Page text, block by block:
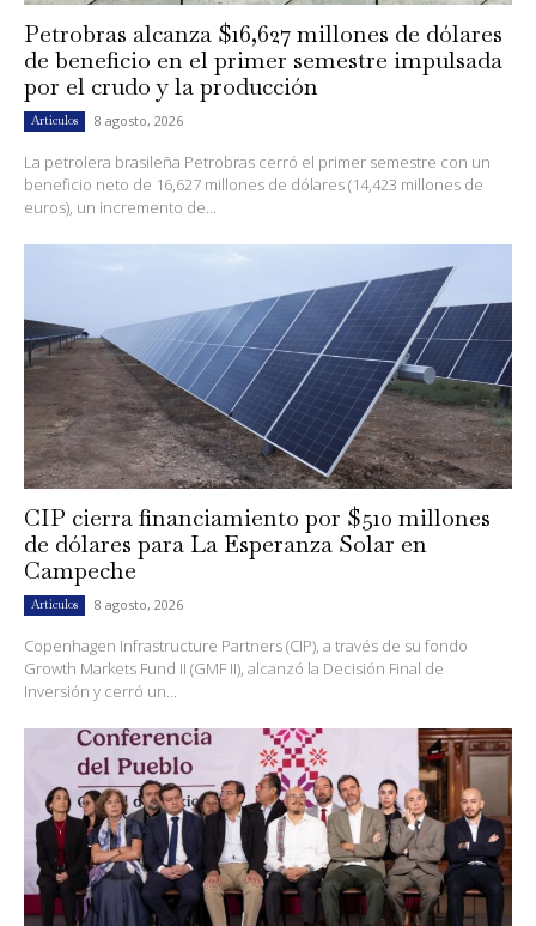
Petrobras alcanza $16,627 millones de dólares
de beneficio en el primer semestre impulsada
por el crudo y la producción
Artículos 8 agosto, 2026
La petrolera brasileña Petrobras cerró el primer semestre con un
beneficio neto de 16,627 millones de dólares (14,423 millones de
euros), un incremento de...
CIP cierra financiamiento por $510 millones
de dólares para La Esperanza Solar en
Campeche
Artículos 8 agosto, 2026
Copenhagen Infrastructure Partners (CIP), a través de su fondo
Growth Markets Fund II (GMF II), alcanzó la Decisión Final de
Inversión y cerró un...